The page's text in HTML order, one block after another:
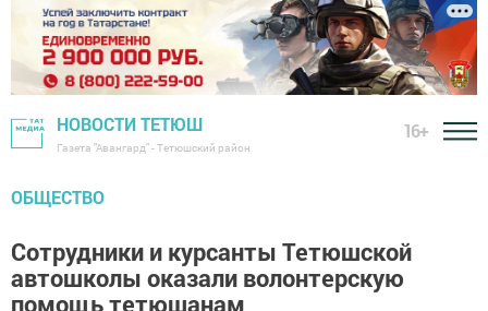
НОВОСТИ ТЕТЮШ
Газета "Авангард" - Тетюшский район
16+
ОБЩЕСТВО
Сотрудники и курсанты Тетюшской
автошколы оказали волонтерскую
помощь тетюшанам